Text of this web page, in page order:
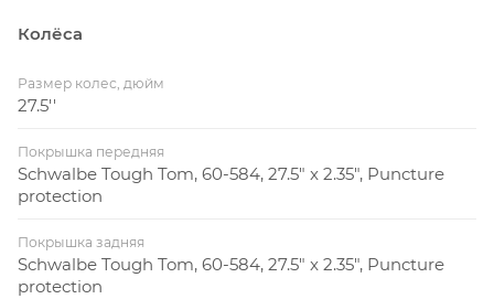
Колёса
Размер колес, дюйм
27.5''
Покрышка передняя
Schwalbe Tough Tom, 60-584, 27.5" x 2.35", Puncture
protection
Покрышка задняя
Schwalbe Tough Tom, 60-584, 27.5" x 2.35", Puncture
protection